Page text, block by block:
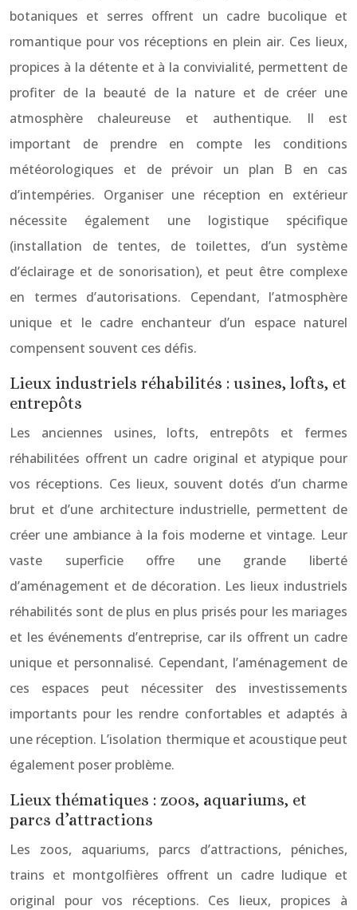
botaniques et serres offrent un cadre bucolique et
romantique pour vos réceptions en plein air. Ces lieux,
propices à la détente et à la convivialité, permettent de
profiter de la beauté de la nature et de créer une
atmosphère chaleureuse et authentique. Il est
important de prendre en compte les conditions
météorologiques et de prévoir un plan B en cas
d’intempéries. Organiser une réception en extérieur
nécessite également une logistique spécifique
(installation de tentes, de toilettes, d’un système
d’éclairage et de sonorisation), et peut être complexe
en termes d’autorisations. Cependant, l’atmosphère
unique et le cadre enchanteur d’un espace naturel
compensent souvent ces défis.
Lieux industriels réhabilités : usines, lofts, et
entrepôts
Les anciennes usines, lofts, entrepôts et fermes
réhabilitées offrent un cadre original et atypique pour
vos réceptions. Ces lieux, souvent dotés d’un charme
brut et d’une architecture industrielle, permettent de
créer une ambiance à la fois moderne et vintage. Leur
vaste superficie offre une grande liberté
d’aménagement et de décoration. Les lieux industriels
réhabilités sont de plus en plus prisés pour les mariages
et les événements d’entreprise, car ils offrent un cadre
unique et personnalisé. Cependant, l’aménagement de
ces espaces peut nécessiter des investissements
importants pour les rendre confortables et adaptés à
une réception. L’isolation thermique et acoustique peut
également poser problème.
Lieux thématiques : zoos, aquariums, et
parcs d’attractions
Les zoos, aquariums, parcs d’attractions, péniches,
trains et montgolfières offrent un cadre ludique et
original pour vos réceptions. Ces lieux, propices à